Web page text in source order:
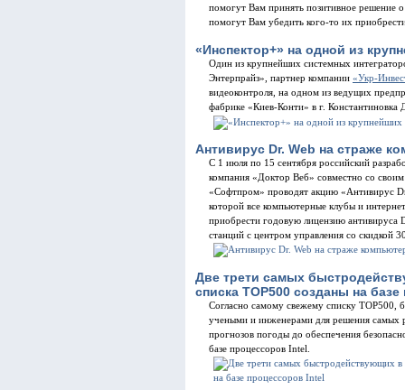
помогут Вам принять позитивное решение
помогут Вам убедить кого-то их
«Инспектор+» на одной из
Один из крупнейших системных
Энтерпрайз», партнер компании «Укр-
видеоконтроля, на одном из ведущих
фабрике «Киев-Конти» в г. Константиновка
Антивирус Dr. Web на страже
С 1 июля по 15 сентября российский
компания «Доктор Веб» совместно со
«Софтпром» проводят акцию «Антивирус
которой все компьютерные клубы и
приобрести годовую лицензию антивируса
станций с центром управления со скидкой
Две трети самых
списка TOP500 созданы на
Согласно самому свежему списку TOP500,
учеными и инженерами для решения самых
прогнозов погоды до обеспечения
базе процессоров Intel.